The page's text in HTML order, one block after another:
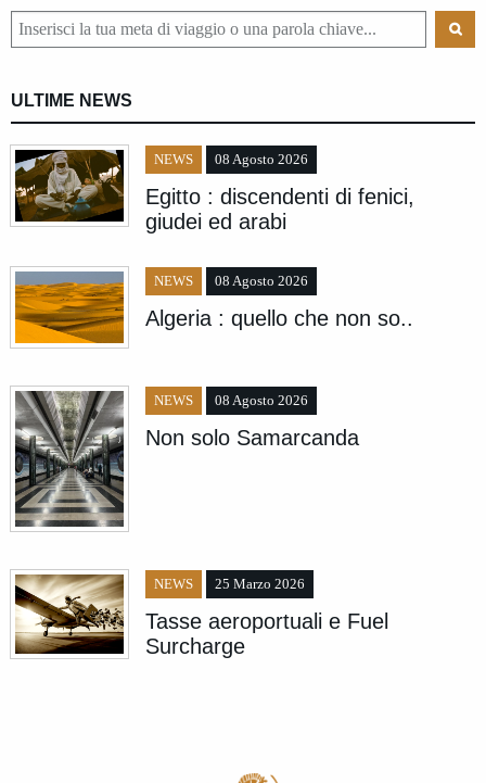
ULTIME NEWS
NEWS 08 Agosto 2026
Egitto : discendenti di fenici,
giudei ed arabi
NEWS 08 Agosto 2026
Algeria : quello che non so..
NEWS 08 Agosto 2026
Non solo Samarcanda
NEWS 25 Marzo 2026
Tasse aeroportuali e Fuel
Surcharge